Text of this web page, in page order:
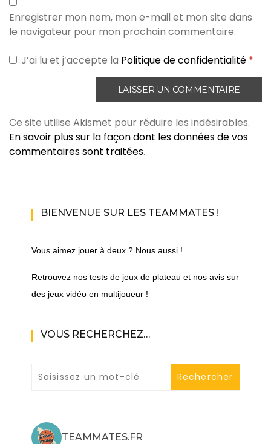
Enregistrer mon nom, mon e-mail et mon site dans
le navigateur pour mon prochain commentaire.
J’ai lu et j’accepte la Politique de confidentialité *
Ce site utilise Akismet pour réduire les indésirables.
En savoir plus sur la façon dont les données de vos
commentaires sont traitées.
BIENVENUE SUR LES TEAMMATES !
Vous aimez jouer à deux ? Nous aussi !
Retrouvez nos tests de jeux de plateau et nos avis sur
des jeux vidéo en multijoueur !
VOUS RECHERCHEZ…
TEAMMATES.FR